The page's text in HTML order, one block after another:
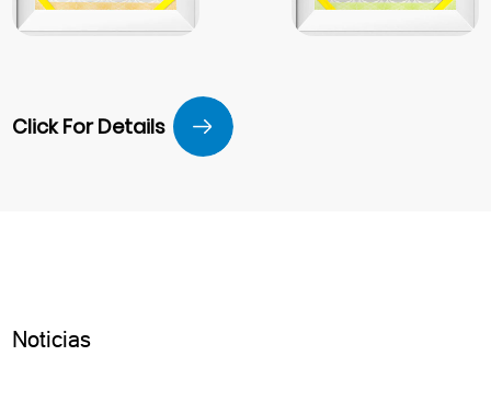
Click For Details
Noticias